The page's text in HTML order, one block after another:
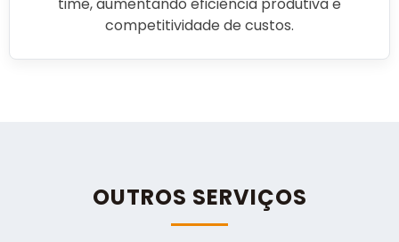
competitividade de custos.
OUTROS SERVIÇOS